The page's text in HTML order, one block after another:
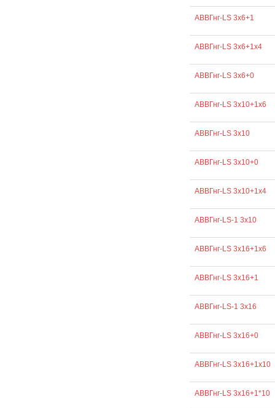
АВВГнг-LS 3х6+1
АВВГнг-LS 3х6+1х4
АВВГнг-LS 3х6+0
АВВГнг-LS 3х10+1х6
АВВГнг-LS 3х10
АВВГнг-LS 3х10+0
АВВГнг-LS 3х10+1х4
АВВГнг-LS-1 3х10
АВВГнг-LS 3х16+1х6
АВВГнг-LS 3х16+1
АВВГнг-LS-1 3х16
АВВГнг-LS 3х16+0
АВВГнг-LS 3х16+1х10
АВВГнг-LS 3х16+1*10